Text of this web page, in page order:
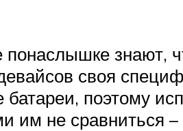
знают,
своя
поэтому
им не сравниться